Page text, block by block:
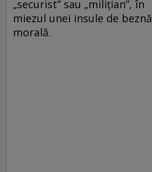
„securist” sau „milițian”, în
miezul unei insule de beznă
morală.